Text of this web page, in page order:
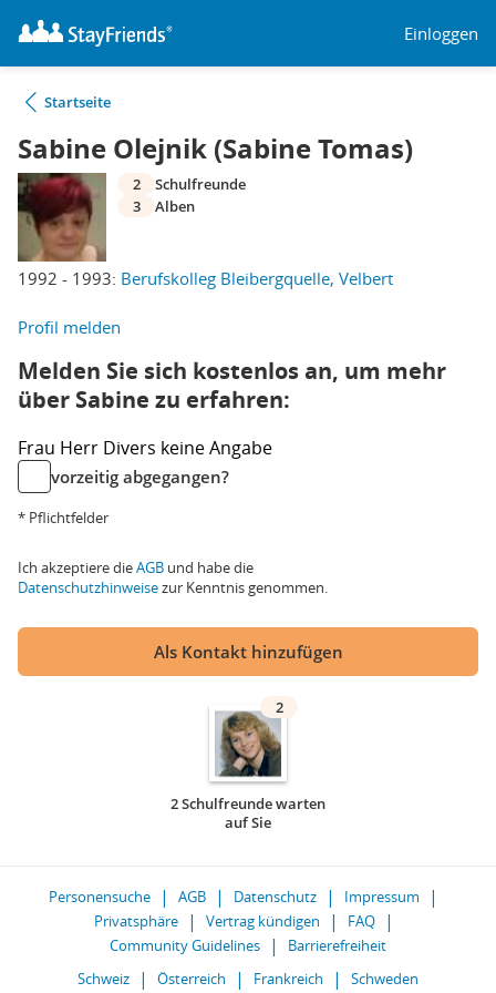
Einloggen
Startseite
Sabine Olejnik (Sabine Tomas)
1992 - 1993: Berufskolleg Bleibergquelle, Velbert
2
Schulfreunde
3
Alben
Profil melden
Melden Sie sich kostenlos an, um mehr
über Sabine zu erfahren:
Frau Herr Divers keine Angabe
vorzeitig abgegangen?
* Pflichtfelder
Ich akzeptiere dieAGB und habe die
Datenschutzhinweisezur Kenntnis genommen.
Als Kontakt hinzufügen
2
2 Schulfreunde warten
auf Sie
Personensuche AGB Datenschutz
Impressum
Privatsphäre
Vertrag kündigen
FAQ
Community Guidelines
Barrierefreiheit
Schweiz
Österreich Frankreich Schweden